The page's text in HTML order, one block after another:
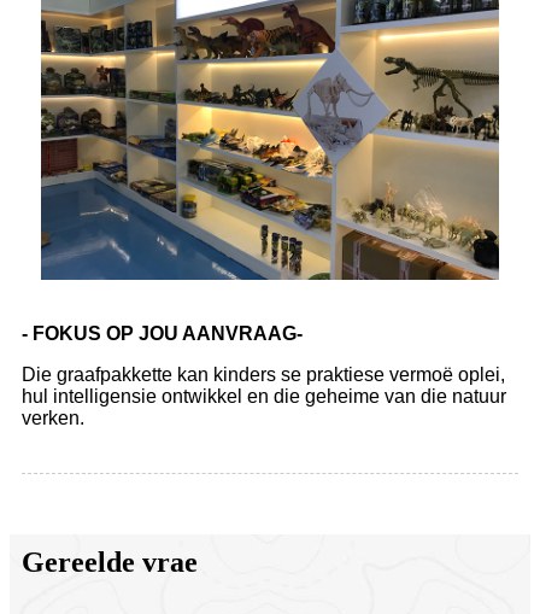
- FOKUS OP JOU AANVRAAG-
Die graafpakkette kan kinders se praktiese vermoë oplei,
hul intelligensie ontwikkel en die geheime van die natuur
verken.
Gereelde vrae